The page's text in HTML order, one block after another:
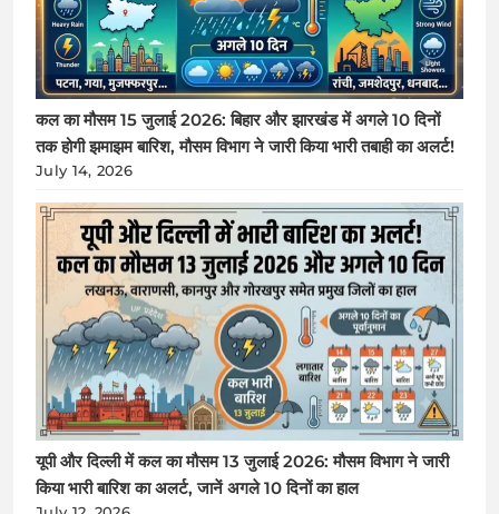
कल का मौसम 15 जुलाई 2026: बिहार और झारखंड में अगले 10 दिनों
तक होगी झमाझम बारिश, मौसम विभाग ने जारी किया भारी तबाही का अलर्ट!
July 14, 2026
यूपी और दिल्ली में कल का मौसम 13 जुलाई 2026: मौसम विभाग ने जारी
किया भारी बारिश का अलर्ट, जानें अगले 10 दिनों का हाल